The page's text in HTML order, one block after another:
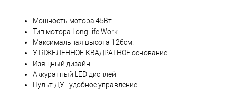
Мощность мотора 45Вт
Тип мотора Long-life Work
Максимальная высота 126см.
УТЯЖЕЛЕННОЕ КВАДРАТНОЕ основание
Изящный дизайн
Аккуратный LED дисплей
Пульт ДУ - удобное управление